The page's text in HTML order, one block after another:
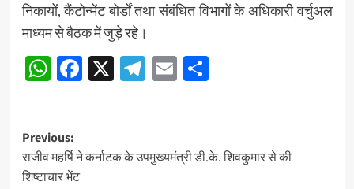
निकायों, कैंटोन्मेंट बोर्डों तथा संबंधित विभागों के अधिकारी वर्चुअल
माध्यम से बैठक में जुड़े रहे।
WhatsApp
Facebook
X Telegram
EmailShare
Post
navigation
Previous:
राजीव महर्षि ने कर्नाटक के उपमुख्यमंत्री डी.के. शिवकुमार से की
शिष्टाचार भेंट